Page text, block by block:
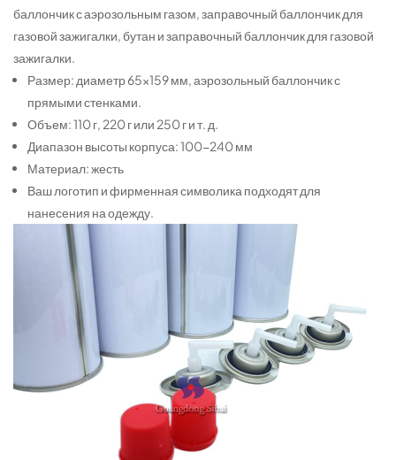
баллончик с аэрозольным газом, заправочный баллончик для
газовой зажигалки, бутан и заправочный баллончик для газовой
зажигалки.
Размер: диаметр 65×159 мм, аэрозольный баллончик с
прямыми стенками.
Объем: 110 г, 220 г или 250 г и т. д.
Диапазон высоты корпуса: 100-240 мм
Материал: жесть
Ваш логотип и фирменная символика подходят для
нанесения на одежду.